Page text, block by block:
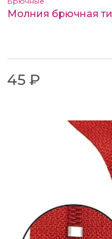
Молния брючная
45 ₽